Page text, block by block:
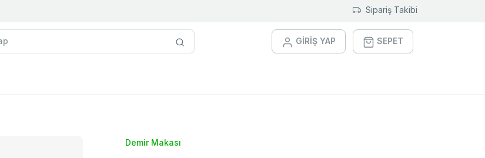
Sipariş Takibi
GİRİŞ YAP SEPET
Demir Makası